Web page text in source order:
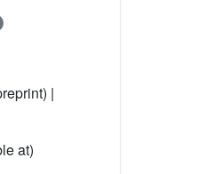
|
at)